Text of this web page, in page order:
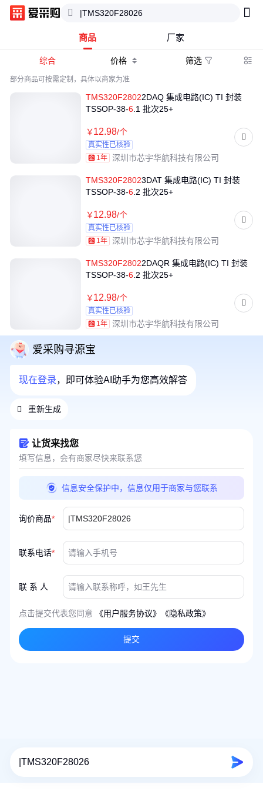
商品 厂家
综合 价格 筛选 
部分商品可按需定制，具体以商家为准
TMS320F28022DAQ 集成电路(IC) TI 封装
TSSOP-38-6 .1 批次25+
￥12.98/个
真实性已核验
1年 深圳市芯宇华航科技有限公司
TMS320F28023DAT 集成电路(IC) TI 封装
TSSOP-38-6 .2 批次25+
￥12.98/个
真实性已核验
1年 深圳市芯宇华航科技有限公司
TMS320F28022DAQR 集成电路(IC) TI 封装
TSSOP-38-6 .2 批次25+
￥12.98/个
真实性已核验
1年 深圳市芯宇华航科技有限公司
爱采购寻源宝
现在登录，即可体验AI助手为您高效解答
重新生成
让货来找您
填写信息，会有商家尽快来联系您
信息安全保护中，信息仅用于商家与您联系
询价商品*
联系电话*
联 系 人
点击提交代表您同意 《用户服务协议》 《隐私政策》
提交